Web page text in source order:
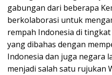
gabungan dari beberapa
berkolaborasi untuk
rempah Indonesia di
yang dibahas dengan
Indonesia dan juga negara
menjadi salah satu rujukan